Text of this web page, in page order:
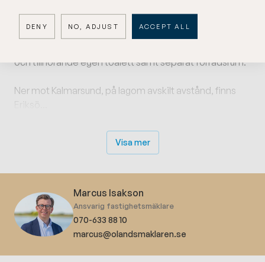
DENY NO, ADJUST ACCEPT ALL
och tillhörande egen toalett samt separat förrådsrum.
Ner mot Kalmarsund, på lagom avskilt avstånd, finns
Visa mer
Marcus Isakson
Ansvarig fastighetsmäklare
070-633 88 10
marcus@olandsmaklaren.se